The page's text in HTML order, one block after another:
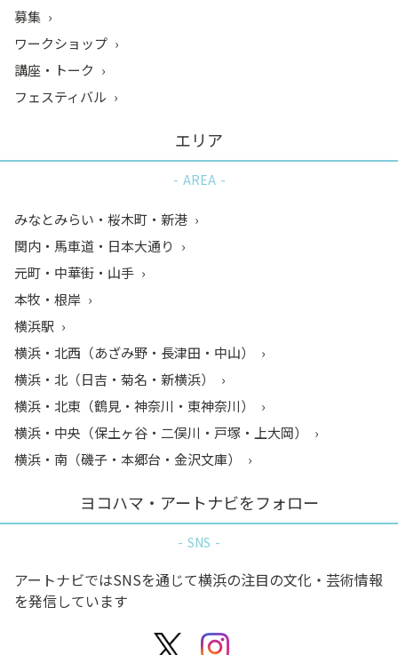
募集
ワークショップ
講座・トーク
フェスティバル
エリア
AREA
みなとみらい・桜木町・新港
関内・馬車道・日本大通り
元町・中華街・山手
本牧・根岸
横浜駅
横浜・北西（あざみ野・長津田・中山）
横浜・北（日吉・菊名・新横浜）
横浜・北東（鶴見・神奈川・東神奈川）
横浜・中央（保土ヶ谷・二俣川・戸塚・上大岡）
横浜・南（磯子・本郷台・金沢文庫）
ヨコハマ・アートナビをフォロー
SNS
アートナビではSNSを通じて横浜の注目の文化・芸術情報
を発信しています